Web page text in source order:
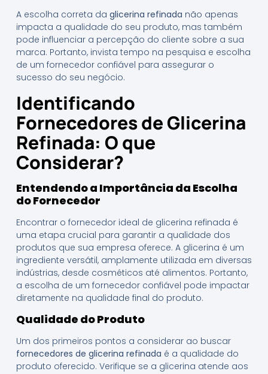
A escolha correta da glicerina refinada não apenas
impacta a qualidade do seu produto, mas também
pode influenciar a percepção do cliente sobre a sua
marca. Portanto, invista tempo na pesquisa e escolha
de um fornecedor confiável para assegurar o
sucesso do seu negócio.
Identificando
Fornecedores de Glicerina
Refinada: O que
Considerar?
Entendendo a Importância da Escolha
do Fornecedor
Encontrar o fornecedor ideal de glicerina refinada é
uma etapa crucial para garantir a qualidade dos
produtos que sua empresa oferece. A glicerina é um
ingrediente versátil, amplamente utilizada em diversas
indústrias, desde cosméticos até alimentos. Portanto,
a escolha de um fornecedor confiável pode impactar
diretamente na qualidade final do produto.
Qualidade do Produto
Um dos primeiros pontos a considerar ao buscar
fornecedores de glicerina refinada é a qualidade do
produto oferecido. Verifique se a glicerina atende aos